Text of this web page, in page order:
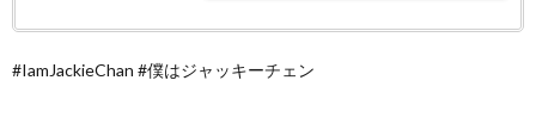
#IamJackieChan #僕はジャッキーチェン